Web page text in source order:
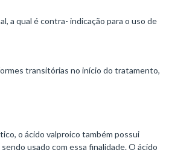
a qual é contra- indicação para o uso de
transitórias no início do tratamento,
o ácido valproico também possui
usado com essa finalidade. O ácido